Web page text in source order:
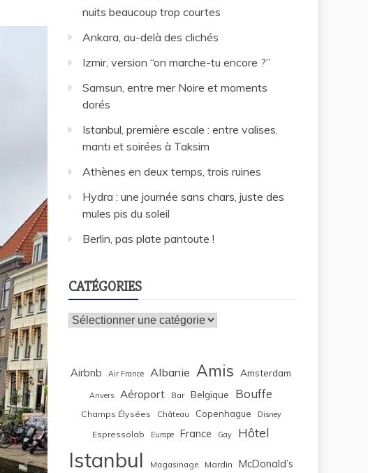
nuits beaucoup trop courtes
Ankara, au-delà des clichés
Izmir, version “on marche-tu encore ?”
Samsun, entre mer Noire et moments
dorés
Istanbul, première escale : entre valises,
mantı et soirées à Taksim
Athènes en deux temps, trois ruines
Hydra : une journée sans chars, juste des
mules pis du soleil
Berlin, pas plate pantoute !
CATÉGORIES
Catégories
Airbnb Air France Albanie Amis Amsterdam
Anvers Aéroport Bar Belgique Bouffe
Champs Élysées Château Copenhague Disney
Espressolab Europe France Gay Hôtel
Istanbul Magasinage Mardin McDonald’s